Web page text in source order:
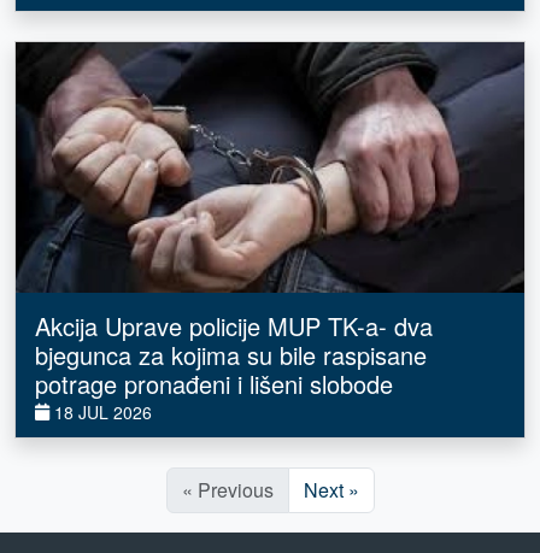
Akcija Uprave policije MUP TK-a- dva
bjegunca za kojima su bile raspisane
potrage pronađeni i lišeni slobode
18 JUL 2026
« Previous Next »